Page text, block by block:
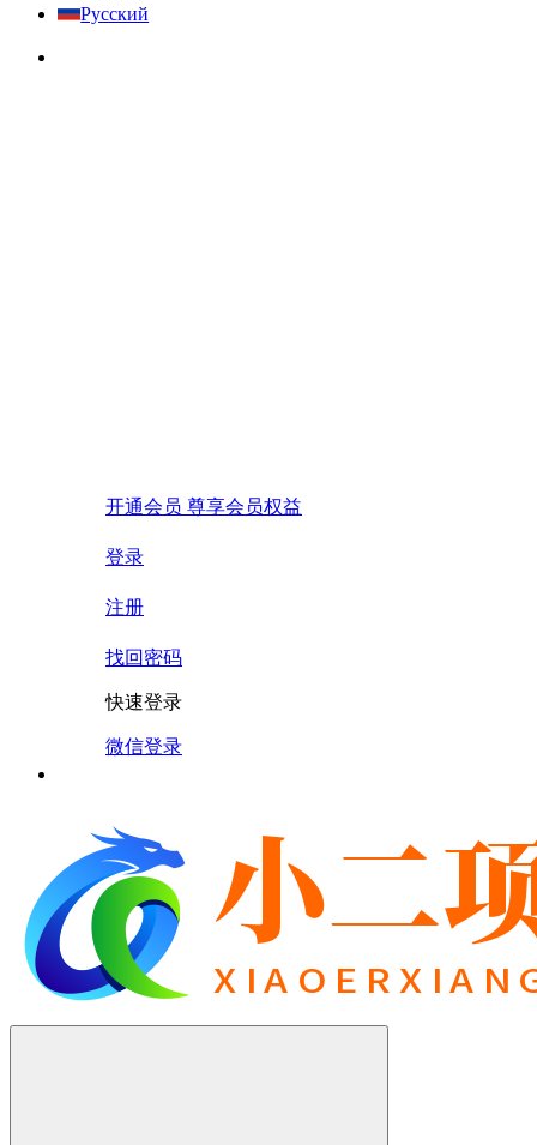
Русский
开通会员 尊享会员权益
登录
注册
找回密码
快速登录
微信登录